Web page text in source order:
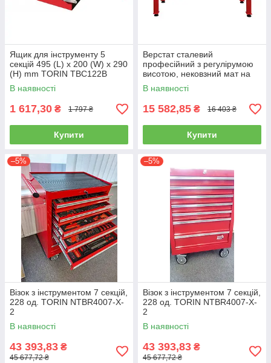
Ящик для інструменту 5
секцій 495 (L) x 200 (W) x 290
(H) mm TORIN TBC122B
В наявності
1 617,30 ₴ 1 797 ₴
Купити
Верстат сталевий
професійний з регулірумою
висотою, нековзний мат на
робочому столі
1524x635x927-1067 мм
TORIN TRGL209-1
В наявності
15 582,85 ₴ 16 403 ₴
Купити
–5%
Візок з інструментом 7 секцій,
228 од. TORIN NTBR4007-X-
2
В наявності
43 393,83 ₴
45 677,72 ₴
–5%
Візок з інструментом 7 секцій,
228 од. TORIN NTBR4007-X-
2
В наявності
43 393,83 ₴
45 677,72 ₴